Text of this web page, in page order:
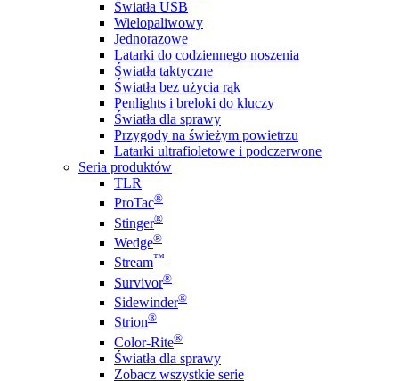
Światła USB
Wielopaliwowy
Jednorazowe
Latarki do codziennego noszenia
Światła taktyczne
Światła bez użycia rąk
Penlights i breloki do kluczy
Światła dla sprawy
Przygody na świeżym powietrzu
Latarki ultrafioletowe i podczerwone
Seria produktów
TLR
ProTac®
Stinger®
Wedge®
Stream™
Survivor®
Sidewinder®
Strion®
Color-Rite®
Światła dla sprawy
Zobacz wszystkie serie